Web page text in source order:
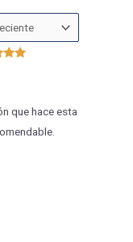
que hace esta